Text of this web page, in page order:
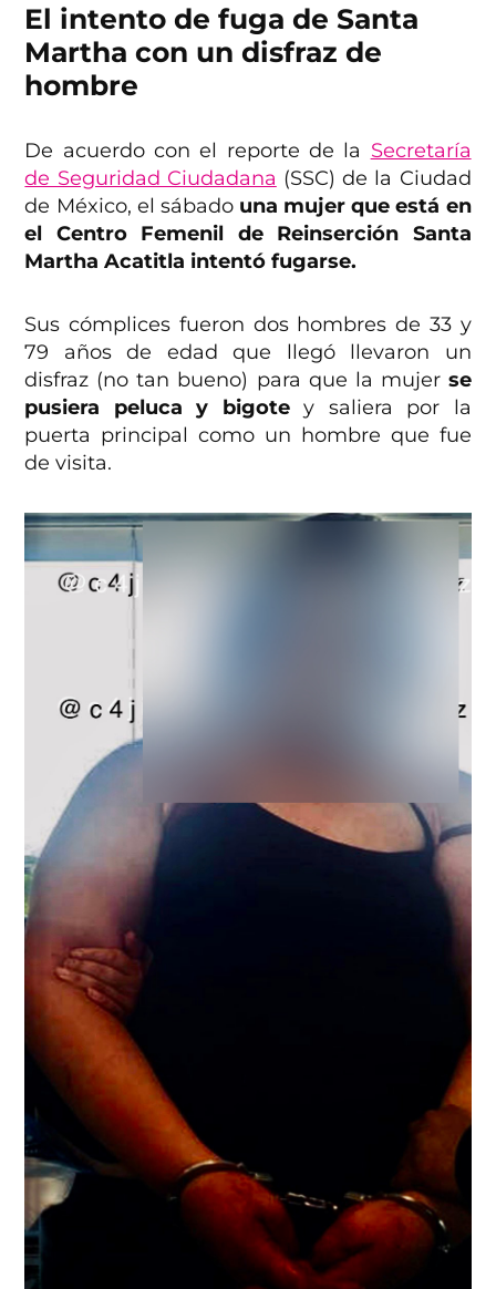
El intento de fuga de Santa
Martha con un disfraz de
hombre
De acuerdo con el reporte de la Secretaría
de Seguridad Ciudadana (SSC) de la Ciudad
de México, el sábado una mujer que está en
el Centro Femenil de Reinserción Santa
Martha Acatitla intentó fugarse.
Sus cómplices fueron dos hombres de 33 y
79 años de edad que llegó llevaron un
disfraz (no tan bueno) para que la mujer se
pusiera peluca y bigotey saliera por la
puerta principal como un hombre que fue
de visita.